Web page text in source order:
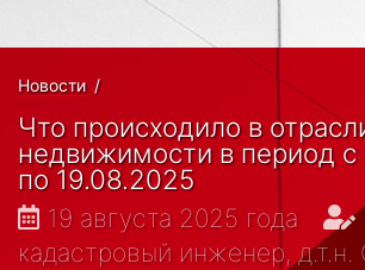
Новости /
Что происходило в
недвижимости в период
по 19.08.2025
19 августа 2025 года
кадастровый инженер, д.т.н.